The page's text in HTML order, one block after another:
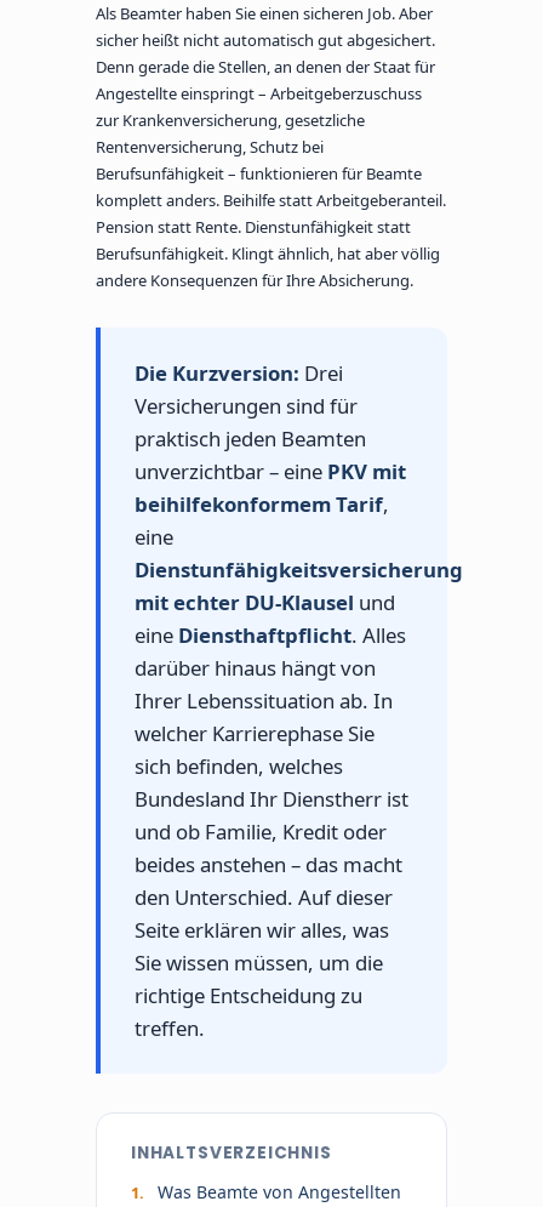
Als Beamter haben Sie einen sicheren Job. Aber
sicher heißt nicht automatisch gut abgesichert.
Denn gerade die Stellen, an denen der Staat für
Angestellte einspringt – Arbeitgeberzuschuss
zur Krankenversicherung, gesetzliche
Rentenversicherung, Schutz bei
Berufsunfähigkeit – funktionieren für Beamte
komplett anders. Beihilfe statt Arbeitgeberanteil.
Pension statt Rente. Dienstunfähigkeit statt
Berufsunfähigkeit. Klingt ähnlich, hat aber völlig
andere Konsequenzen für Ihre Absicherung.
Die Kurzversion: Drei
Versicherungen sind für
praktisch jeden Beamten
unverzichtbar – eine PKV mit
beihilfekonformem Tarif,
eine
Dienstunfähigkeitsversicherung
mit echter DU-Klausel und
eine Diensthaftpflicht. Alles
darüber hinaus hängt von
Ihrer Lebenssituation ab. In
welcher Karrierephase Sie
sich befinden, welches
Bundesland Ihr Dienstherr ist
und ob Familie, Kredit oder
beides anstehen – das macht
den Unterschied. Auf dieser
Seite erklären wir alles, was
Sie wissen müssen, um die
richtige Entscheidung zu
treffen.
INHALTSVERZEICHNIS
Was Beamte von Angestellten